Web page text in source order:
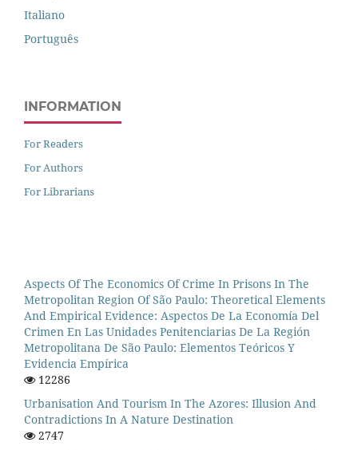
Italiano
Português
INFORMATION
For Readers
For Authors
For Librarians
Aspects Of The Economics Of Crime In Prisons In The
Metropolitan Region Of São Paulo: Theoretical Elements
And Empirical Evidence: Aspectos De La Economía Del
Crimen En Las Unidades Penitenciarias De La Región
Metropolitana De São Paulo: Elementos Teóricos Y
Evidencia Empírica
12286
Urbanisation And Tourism In The Azores: Illusion And
Contradictions In A Nature Destination
2747